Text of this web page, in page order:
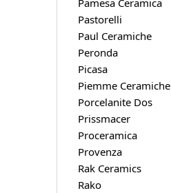
Pastorelli
Paul Ceramiche
Peronda
Picasa
Piemme Ceramiche
Porcelanite Dos
Prissmacer
Proceramica
Provenza
Rak Ceramics
Rako